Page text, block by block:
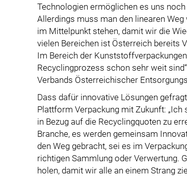
Technologien ermöglichen es uns
Allerdings muss man den linearen
im Mittelpunkt stehen, damit wir die
vielen Bereichen ist Österreich bereits
Im Bereich der
Recyclingprozess schon sehr weit
Verbands Österreichischer
Dass dafür innovative Lösungen
Plattform Verpackung mit Zukunft: „Ich
in Bezug auf die Recyclingquoten zu
Branche, es werden gemeinsam
den Weg gebracht, sei es im
richtigen Sammlung oder Verwertung.
holen, damit wir alle an einem Strang